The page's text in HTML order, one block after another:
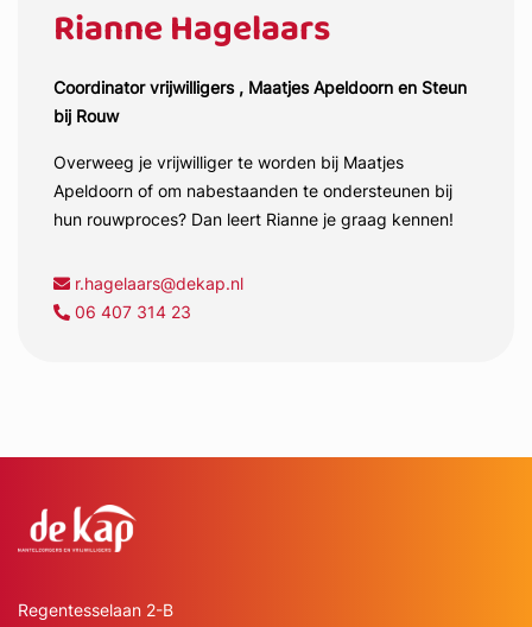
Rianne Hagelaars
Coordinator vrijwilligers , Maatjes Apeldoorn en Steun
bij Rouw
Overweeg je vrijwilliger te worden bij Maatjes
Apeldoorn of om nabestaanden te ondersteunen bij
hun rouwproces? Dan leert Rianne je graag kennen!
r.hagelaars@dekap.nl
06 407 314 23
Regentesselaan 2-B